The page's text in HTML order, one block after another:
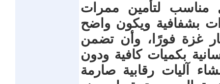
لتأمين ممرات
بشفافية ويكون واضح
غزة فورًا، وأن تضمن
بكميات كافية ودون
آليات رقابية صارمة